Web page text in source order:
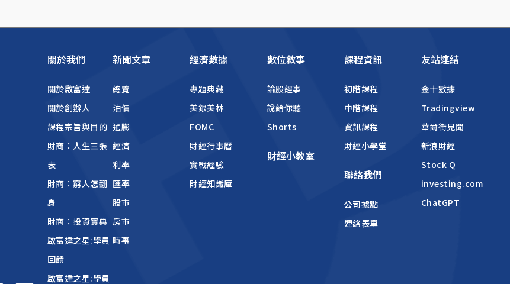
關於我們
關於啟富達
關於創辦人
課程宗旨與目的
財商：人生三張
表
財商：窮人怎翻
身
財商：投資寶典
啟富達之星:學員
回饋
啟富達之星:學員
新聞文章
總覽
油價
通膨
經濟
利率
匯率
股市
房市
時事
經濟數據
專題典藏
美銀美林
FOMC
財經行事曆
實戰經驗
財經知識庫
數位敘事
論股經事
說給你聽
Shorts
財經小教室
課程資訊
初階課程
中階課程
資訊課程
財經小學堂
聯絡我們
公司據點
連絡表單
友站連結
金十數據
Tradingview
華爾街見聞
新浪財經
Stock Q
investing.com
ChatGPT